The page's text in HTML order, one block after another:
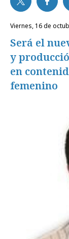
viernes, 16 de
Será el
y
en
femenino